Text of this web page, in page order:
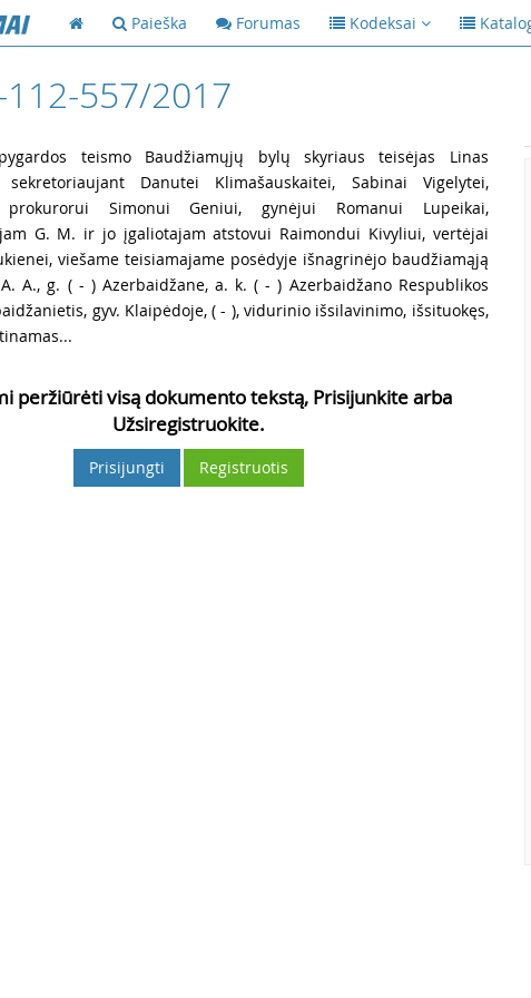
Paieška Forumas Kodeksai
112-557/2017
teismo Baudžiamųjų bylų skyriaus teisėjas Linas
sekretoriaujant Danutei Klimašauskaitei, Sabinai Vigelytei,
prokurorui Simonui Geniui, gynėjui Romanui Lupeikai,
G. M. ir jo įgaliotajam atstovui Raimondui Kivyliui, vertėjai
viešame teisiamajame posėdyje išnagrinėjo baudžiamąją
A., g. ( - ) Azerbaidžane, a. k. ( - ) Azerbaidžano Respublikos
gyv. Klaipėdoje, ( - ), vidurinio išsilavinimo, išsituokęs,
peržiūrėti visą dokumento tekstą, Prisijunkite arba
Užsiregistruokite.
Prisijungti Registruotis